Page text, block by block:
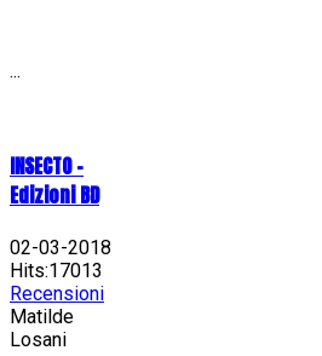
...
INSECTO -
Edizioni BD
02-03-2018
Hits:17013
Recensioni
Matilde
Losani